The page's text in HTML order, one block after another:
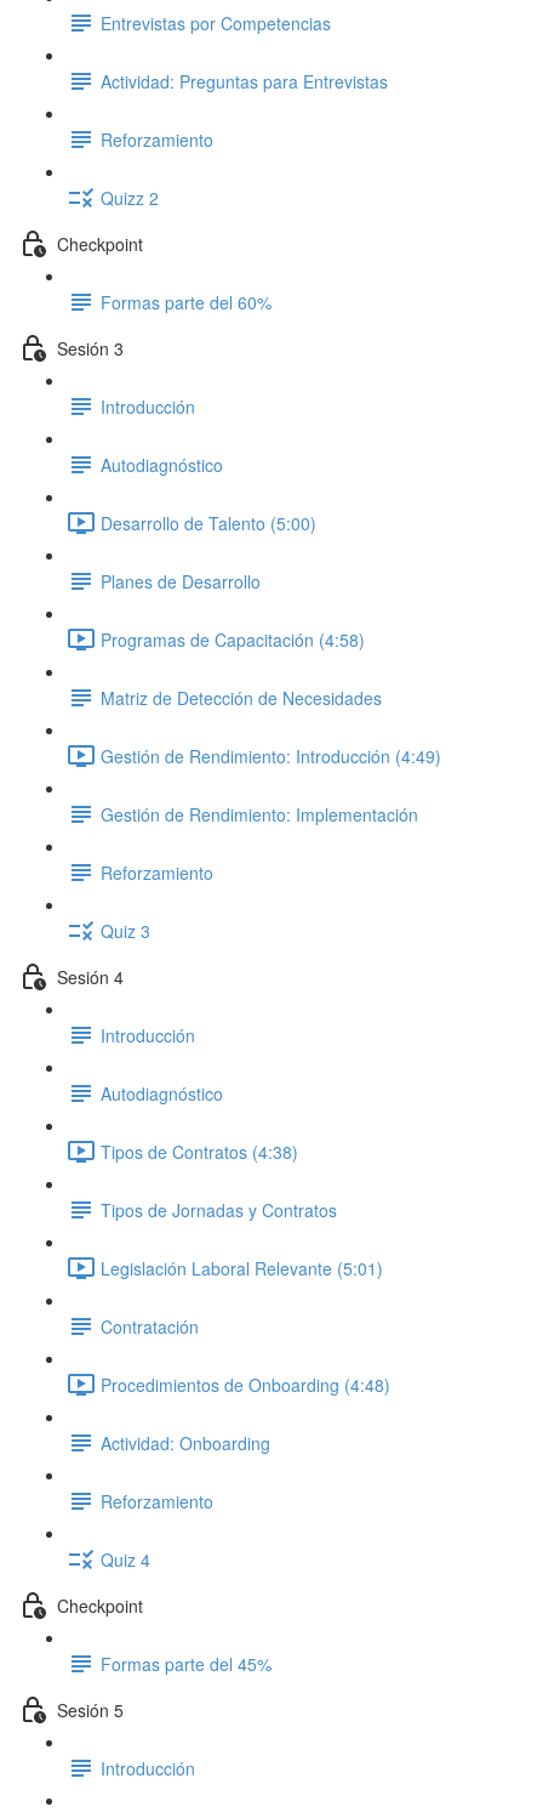
Entrevistas por Competencias
Actividad: Preguntas para Entrevistas
Reforzamiento
Quizz 2
Checkpoint
Formas parte del 60%
Sesión 3
Introducción
Autodiagnóstico
Desarrollo de Talento (5:00)
Planes de Desarrollo
Programas de Capacitación (4:58)
Matriz de Detección de Necesidades
Gestión de Rendimiento: Introducción (4:49)
Gestión de Rendimiento: Implementación
Reforzamiento
Quiz 3
Sesión 4
Introducción
Autodiagnóstico
Tipos de Contratos (4:38)
Tipos de Jornadas y Contratos
Legislación Laboral Relevante (5:01)
Contratación
Procedimientos de Onboarding (4:48)
Actividad: Onboarding
Reforzamiento
Quiz 4
Checkpoint
Formas parte del 45%
Sesión 5
Introducción